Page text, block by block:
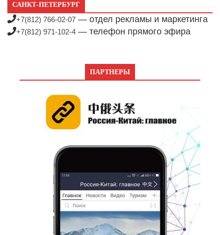
САНКТ-ПЕТЕРБУРГ
+7(812) 766-02-07 — отдел рекламы и маркетинга
+7(812) 971-102-4 — телефон прямого эфира
ПАРТНЕРЫ